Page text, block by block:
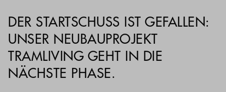
DER STARTSCHUSS IST GEFALLEN:
UNSER NEUBAUPROJEKT
TRAMLIVING GEHT IN DIE
NÄCHSTE PHASE.